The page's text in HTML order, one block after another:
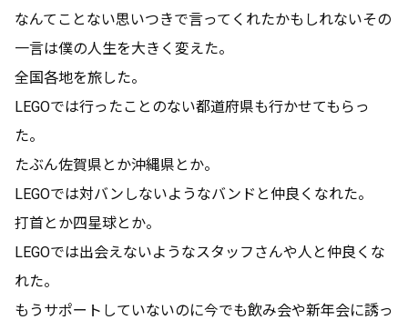
なんてことない思いつきで言ってくれたかもしれないその
一言は僕の人生を大きく変えた。
全国各地を旅した。
LEGOでは行ったことのない都道府県も行かせてもらっ
た。
たぶん佐賀県とか沖縄県とか。
LEGOでは対バンしないようなバンドと仲良くなれた。
打首とか四星球とか。
LEGOでは出会えないようなスタッフさんや人と仲良くな
れた。
もうサポートしていないのに今でも飲み会や新年会に誘っ